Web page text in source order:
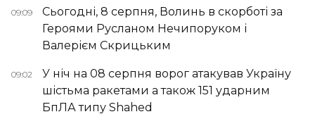
09:09
Сьогодні, 8 серпня, Волинь в скорботі за
Героями Русланом Нечипоруком і
Валерієм Скрицьким
09:02
У ніч на 08 серпня ворог атакував Україну
шістьма ракетами а також 151 ударним
БпЛА типу Shahed